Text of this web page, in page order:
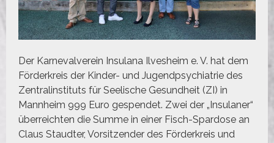
Der Karnevalverein Insulana Ilvesheim e. V. hat dem
Förderkreis der Kinder- und Jugendpsychiatrie des
Zentralinstituts für Seelische Gesundheit (ZI) in
Mannheim 999 Euro gespendet. Zwei der „Insulaner“
überreichten die Summe in einer Fisch-Spardose an
Claus Staudter, Vorsitzender des Förderkreis und